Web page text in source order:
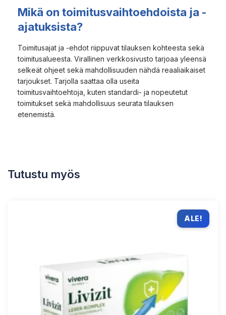
Mikä on toimitusvaihtoehdoista ja -
ajatuksista?
Toimitusajat ja -ehdot riippuvat tilauksen kohteesta sekä
toimitusalueesta. Virallinen verkkosivusto tarjoaa yleensä
selkeät ohjeet sekä mahdollisuuden nähdä reaaliaikaiset
tarjoukset. Tarjolla saattaa olla useita
toimitusvaihtoehtoja, kuten standardi- ja nopeutetut
toimitukset sekä mahdollisuus seurata tilauksen
etenemistä.
Tutustu myös
ALE!